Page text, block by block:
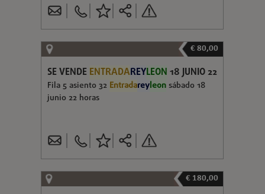
€ 80,00
SE VENDE ENTRADAREYLEON 18 JUNIO 22
Fila 5 asiento 32 Entradareyleon sábado 18
junio 22 horas
€ 180,00